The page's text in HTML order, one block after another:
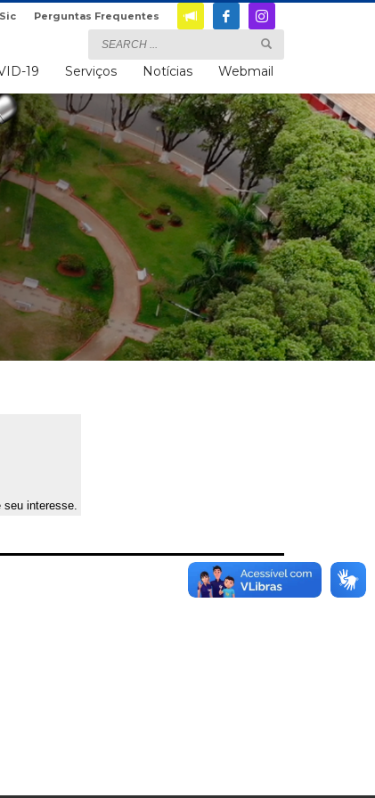
Perguntas Frequentes
19 Serviços Notícias Webmail
seu interesse.